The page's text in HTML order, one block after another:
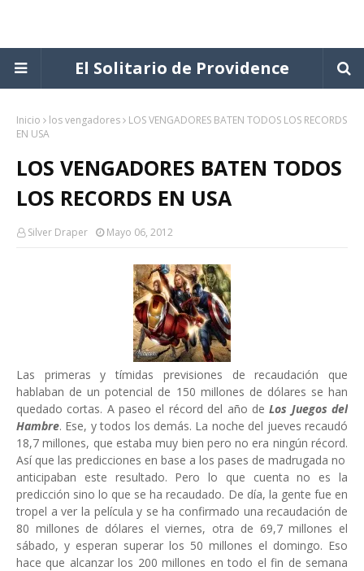
El Solitario de Providence
Inicio los vengadores
LOS VENGADORES BATEN TODOS LOS RECORDS
EN USA
LOS VENGADORES BATEN TODOS
LOS RECORDS EN USA
Silver Draper Mayo 06, 2012
Las primeras y tímidas previsiones de recaudación que
hablaban de un potencial de 150 millones de dólares se han
quedado cortas. A paseo el récord del año deLos Juegos del
Hambre. Ese, y todos los demás. La noche del jueves recaudó
18,7 millones, que estaba muy bien pero no era ningún récord.
Así que las predicciones en base a los pases de madrugada no
anticipaban este resultado. Pero lo que cuenta no es la
predicción sino lo que se ha recaudado. De día, la gente fue en
tropel a ver la película y se ha confirmado una recaudación de
80 millones de dólares el viernes, otra de 69,7 millones el
sábado, y esperan superar los 50 millones el domingo. Eso
hace que alcanzar los 200 millones en todo el fin de semana